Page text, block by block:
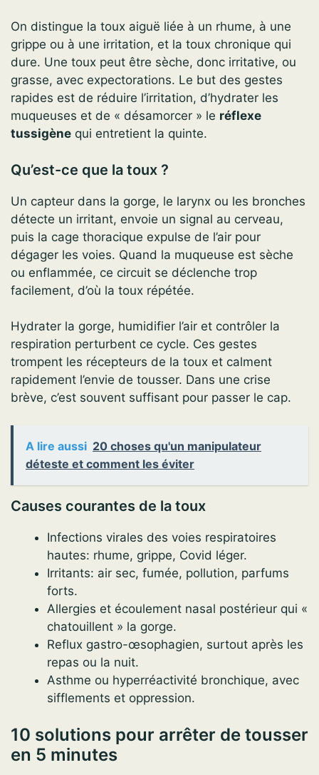
On distingue la toux aiguë liée à un rhume, à une
grippe ou à une irritation, et la toux chronique qui
dure. Une toux peut être sèche, donc irritative, ou
grasse, avec expectorations. Le but des gestes
rapides est de réduire l’irritation, d’hydrater les
muqueuses et de « désamorcer » le réflexe
tussigène qui entretient la quinte.
Qu’est-ce que la toux ?
Un capteur dans la gorge, le larynx ou les bronches
détecte un irritant, envoie un signal au cerveau,
puis la cage thoracique expulse de l’air pour
dégager les voies. Quand la muqueuse est sèche
ou enflammée, ce circuit se déclenche trop
facilement, d’où la toux répétée.
Hydrater la gorge, humidifier l’air et contrôler la
respiration perturbent ce cycle. Ces gestes
trompent les récepteurs de la toux et calment
rapidement l’envie de tousser. Dans une crise
brève, c’est souvent suffisant pour passer le cap.
A lire aussi 20 choses qu'un manipulateur
déteste et comment les éviter
Causes courantes de la toux
Infections virales des voies respiratoires
hautes: rhume, grippe, Covid léger.
Irritants: air sec, fumée, pollution, parfums
forts.
Allergies et écoulement nasal postérieur qui «
chatouillent » la gorge.
Reflux gastro-œsophagien, surtout après les
repas ou la nuit.
Asthme ou hyperréactivité bronchique, avec
sifflements et oppression.
10 solutions pour arrêter de tousser
en 5 minutes